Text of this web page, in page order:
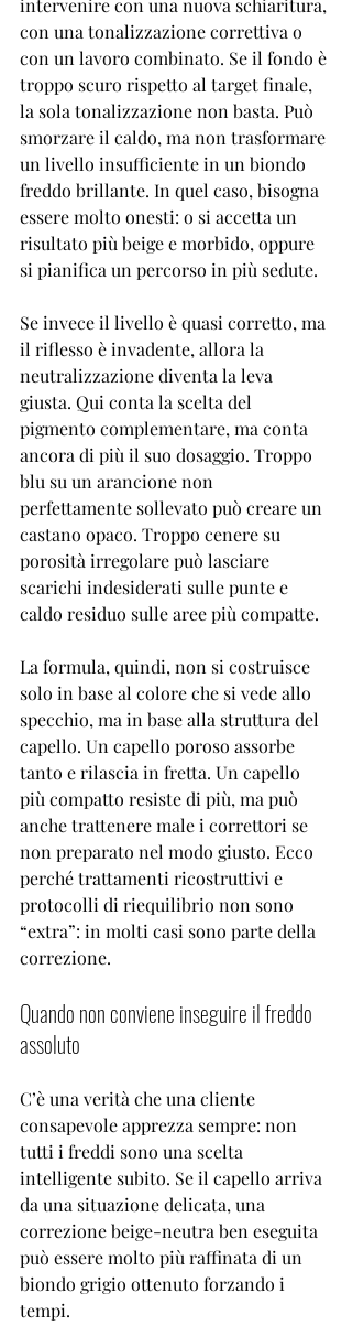
intervenire con una nuova schiaritura,
con una tonalizzazione correttiva o
con un lavoro combinato. Se il fondo è
troppo scuro rispetto al target finale,
la sola tonalizzazione non basta. Può
smorzare il caldo, ma non trasformare
un livello insufficiente in un biondo
freddo brillante. In quel caso, bisogna
essere molto onesti: o si accetta un
risultato più beige e morbido, oppure
si pianifica un percorso in più sedute.
Se invece il livello è quasi corretto, ma
il riflesso è invadente, allora la
neutralizzazione diventa la leva
giusta. Qui conta la scelta del
pigmento complementare, ma conta
ancora di più il suo dosaggio. Troppo
blu su un arancione non
perfettamente sollevato può creare un
castano opaco. Troppo cenere su
porosità irregolare può lasciare
scarichi indesiderati sulle punte e
caldo residuo sulle aree più compatte.
La formula, quindi, non si costruisce
solo in base al colore che si vede allo
specchio, ma in base alla struttura del
capello. Un capello poroso assorbe
tanto e rilascia in fretta. Un capello
più compatto resiste di più, ma può
anche trattenere male i correttori se
non preparato nel modo giusto. Ecco
perché trattamenti ricostruttivi e
protocolli di riequilibrio non sono
“extra”: in molti casi sono parte della
correzione.
Quando non conviene inseguire il freddo
assoluto
C’è una verità che una cliente
consapevole apprezza sempre: non
tutti i freddi sono una scelta
intelligente subito. Se il capello arriva
da una situazione delicata, una
correzione beige-neutra ben eseguita
può essere molto più raffinata di un
biondo grigio ottenuto forzando i
tempi.